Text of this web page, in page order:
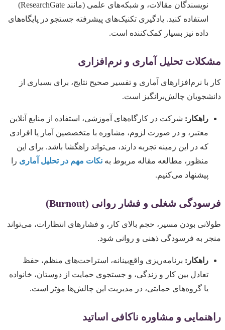
نویسندگان مقالات، و شبکه‌های علمی (مانند ResearchGate)
استفاده کنید. یادگیری تکنیک‌های پیشرفته جستجو در پایگاه‌های
داده نیز بسیار کمک‌کننده است.
مشکلات تحلیل آماری و نرم‌افزاری
کار با نرم‌افزارهای آماری و تفسیر صحیح نتایج، برای بسیاری از
دانشجویان چالش‌برانگیز است.
راهکار: شرکت در کارگاه‌های آموزشی، استفاده از منابع آنلاین
معتبر، و در صورت لزوم، مشاوره با متخصصین آمار یا افرادی
که در این زمینه تجربه دارند، می‌تواند راهگشا باشد. برای این
منظور، مطالعه مقاله مربوط به نکات مهم در تحلیل آماری را
پیشنهاد می‌کنیم.
فرسودگی شغلی و فشار روانی (Burnout)
طولانی بودن مسیر، حجم بالای کار، و فشارهای انتظارات، می‌تواند
منجر به فرسودگی ذهنی و روانی شود.
راهکار: برنامه‌ریزی واقع‌بینانه، استراحت‌های منظم، حفظ
تعادل بین کار و زندگی، و جستجوی حمایت از دوستان، خانواده
یا گروه‌های حمایتی، در مدیریت این چالش‌ها مؤثر است.
راهنمایی و مشاوره ناکافی اساتید